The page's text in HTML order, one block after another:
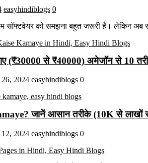
easyhindiblogs 0
सॉफ्टवेयर को समझना बहुत जरूरी है। लेकिन अब
(₹30000 से ₹40000) अमेजॉन से 10
2024 easyhindiblogs 0
जानें आसान तरीके (10K से लाखों
2024 easyhindiblogs 0